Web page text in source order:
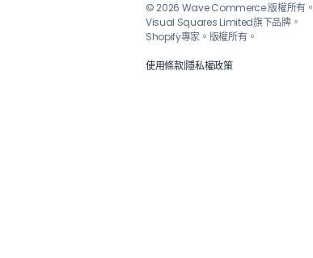
© 2026 Wave Commerce 版權所有。
Visual Squares Limited旗下品牌。
Shopify專家。版權所有。
使用條款|隱私權政策